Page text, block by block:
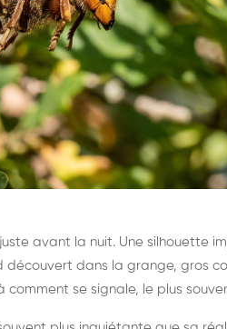
Dératisation : éliminer
avant la nuit. Une silhouette
dans la grange, gros
se signale, le plus